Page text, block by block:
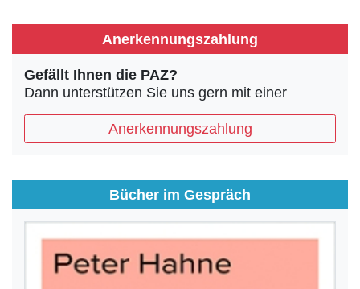
Anerkennungszahlung
Gefällt Ihnen die PAZ?
Dann unterstützen Sie uns gern mit einer
Anerkennungszahlung
Bücher im Gespräch